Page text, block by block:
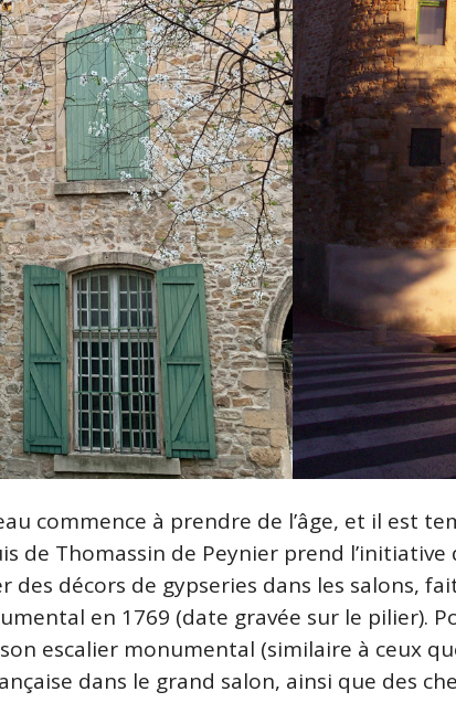
commence à prendre de l’âge, et il est
de Thomassin de Peynier prend
des décors de gypseries dans les salons,
en 1769 (date gravée sur le pilier).
escalier monumental (similaire à ceux
dans le grand salon, ainsi que des